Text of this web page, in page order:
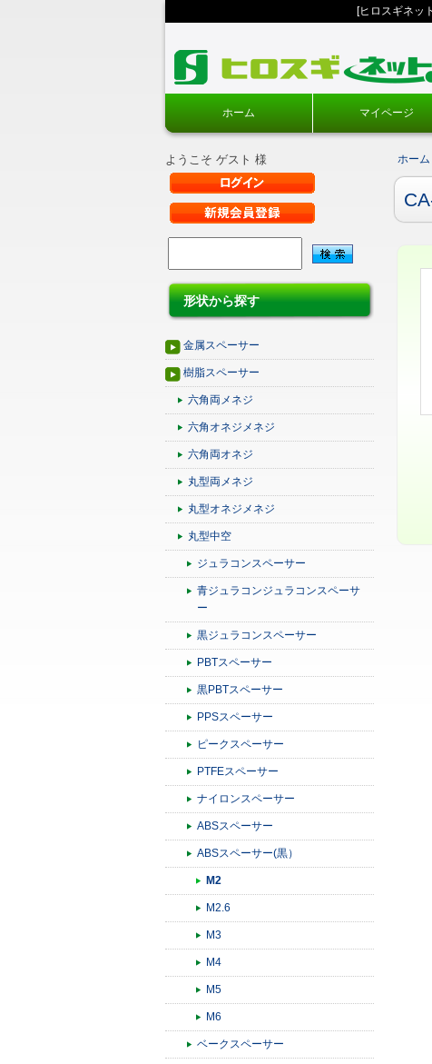
[ヒロスギネッ
ホーム マイページ
ようこそ ゲスト 様
形状から探す
金属スペーサー
樹脂スペーサー
六角両メネジ
六角オネジメネジ
六角両オネジ
丸型両メネジ
丸型オネジメネジ
丸型中空
ジュラコンスペーサー
青ジュラコンジュラコンスペーサ
ー
黒ジュラコンスペーサー
PBTスペーサー
黒PBTスペーサー
PPSスペーサー
ピークスペーサー
PTFEスペーサー
ナイロンスペーサー
ABSスペーサー
ABSスペーサー(黒）
M2
M2.6
M3
M4
M5
M6
ベークスペーサー
ホーム